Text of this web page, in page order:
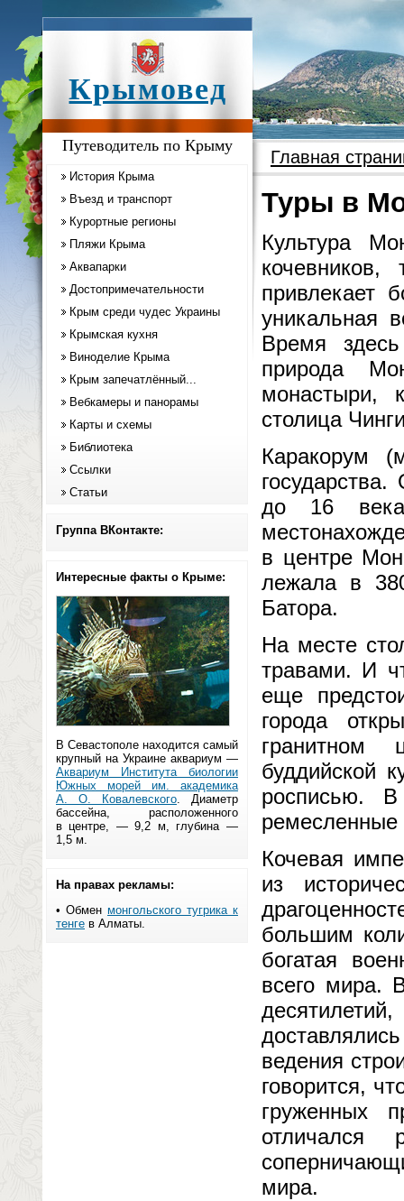
Крымовед
Путеводитель по Крыму
История Крыма
Въезд и транспорт
Курортные регионы
Пляжи Крыма
Аквапарки
Достопримечательности
Крым среди чудес Украины
Крымская кухня
Виноделие Крыма
Крым запечатлённый...
Вебкамеры и панорамы
Карты и схемы
Библиотека
Ссылки
Статьи
Группа ВКонтакте:
Интересные факты о Крыме:
В Севастополе находится самый
крупный на Украине аквариум —
Аквариум Института биологии
Южных морей им. академика
А. О. Ковалевского. Диаметр
бассейна, расположенного
в центре, — 9,2 м, глубина —
1,5 м.
На правах рекламы:
• Обмен монгольского тугрика к
тенге в Алматы.
Главная
Туры в
Культура
привлекает
уникальная
Время
природа
монастыри,
столица
Каракорум
до 16
в центре
лежала в
Батора.
На месте
травами. И
еще
города
гранитном
буддийской
росписью. В
ремесленные
Кочевая
из
большим
богатая
всего мира.
ведения
говорится,
груженных
отличался
мира.